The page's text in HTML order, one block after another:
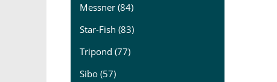
Messner (84)
Star-Fish (83)
Tripond (77)
Sibo (57)